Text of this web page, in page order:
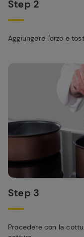
Step 2
Aggiungere l'orzo e
Step 3
Procedere con la